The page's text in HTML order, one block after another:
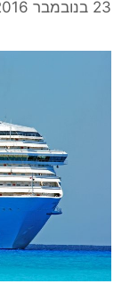
23 בנובמבר 2016